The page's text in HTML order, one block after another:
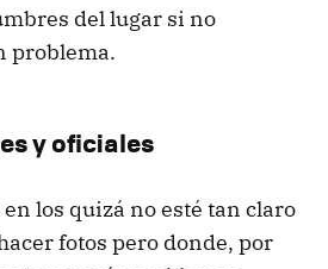
del lugar si no
problema.
y oficiales
los quizá no esté tan claro
fotos pero donde, por